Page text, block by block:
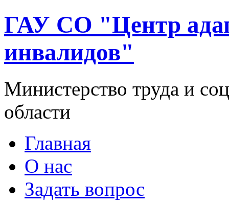
ГАУ СО "Центр
инвалидов"
Министерство труда и
области
Главная
О нас
Задать вопрос